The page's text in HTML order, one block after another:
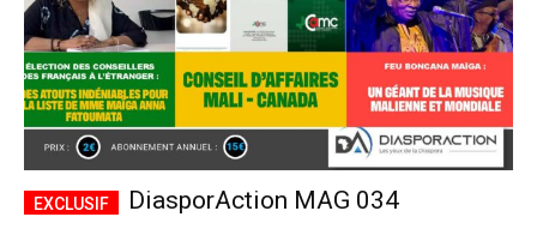
DiasporAction MAG 034